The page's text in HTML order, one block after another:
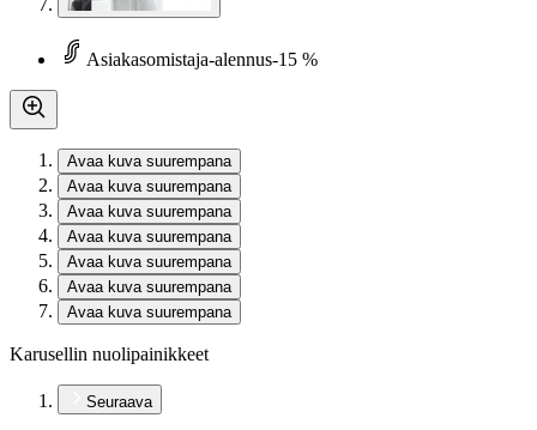
Asiakasomistaja-alennus-15 %
Avaa kuva suurempana
Avaa kuva suurempana
Avaa kuva suurempana
Avaa kuva suurempana
Avaa kuva suurempana
Avaa kuva suurempana
Avaa kuva suurempana
Karusellin nuolipainikkeet
Seuraava